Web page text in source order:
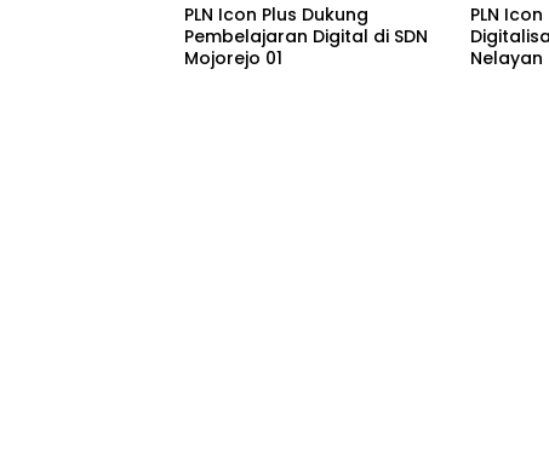
PLN Icon Plus Dukung
Pembelajaran Digital di SDN
Mojorejo 01
PLN